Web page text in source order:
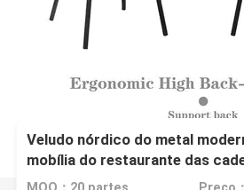
Veludo nórdico do metal
mobília do restaurante das